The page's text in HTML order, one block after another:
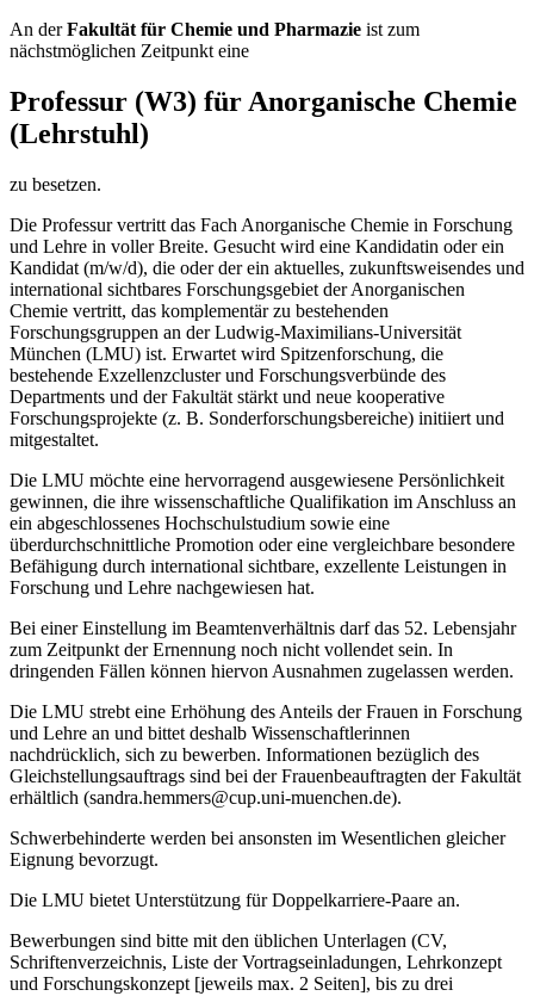
An derFakultät für Chemie und Pharmazie ist zum
nächstmöglichen Zeitpunkt eine
Professur (W3) für Anorganische Chemie
(Lehrstuhl)
zu besetzen.
Die Professur vertritt das Fach Anorganische Chemie in Forschung
und Lehre in voller Breite. Gesucht wird eine Kandidatin oder ein
Kandidat (m/w/d), die oder der ein aktuelles, zukunftsweisendes und
international sichtbares Forschungsgebiet der Anorganischen
Chemie vertritt, das komplementär zu bestehenden
Forschungsgruppen an der Ludwig-Maximilians-Universität
München (LMU) ist. Erwartet wird Spitzenforschung, die
bestehende Exzellenzcluster und Forschungsverbünde des
Departments und der Fakultät stärkt und neue kooperative
Forschungsprojekte (z. B. Sonderforschungsbereiche) initiiert und
mitgestaltet.
Die LMU möchte eine hervorragend ausgewiesene Persönlichkeit
gewinnen, die ihre wissenschaftliche Qualifikation im Anschluss an
ein abgeschlossenes Hochschulstudium sowie eine
überdurchschnittliche Promotion oder eine vergleichbare besondere
Befähigung durch international sichtbare, exzellente Leistungen in
Forschung und Lehre nachgewiesen hat.
Bei einer Einstellung im Beamtenverhältnis darf das 52. Lebensjahr
zum Zeitpunkt der Ernennung noch nicht vollendet sein. In
dringenden Fällen können hiervon Ausnahmen zugelassen werden.
Die LMU strebt eine Erhöhung des Anteils der Frauen in Forschung
und Lehre an und bittet deshalb Wissenschaftlerinnen
nachdrücklich, sich zu bewerben. Informationen bezüglich des
Gleichstellungsauftrags sind bei der Frauenbeauftragten der Fakultät
erhältlich (sandra.hemmers@cup.uni-muenchen.de).
Schwerbehinderte werden bei ansonsten im Wesentlichen gleicher
Eignung bevorzugt.
Die LMU bietet Unterstützung für Doppelkarriere-Paare an.
Bewerbungen sind bitte mit den üblichen Unterlagen (CV,
Schriftenverzeichnis, Liste der Vortragseinladungen, Lehrkonzept
und Forschungskonzept [jeweils max. 2 Seiten], bis zu drei